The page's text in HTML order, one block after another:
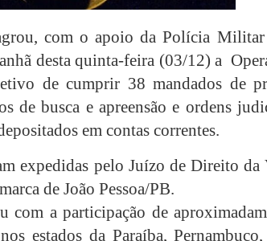
com o apoio da Polícia Militar
desta quinta-feira (03/12) a
de cumprir 38 mandados de
de busca e apreensão e ordens
em contas correntes.
expedidas pelo Juízo de Direito da
de João Pessoa/PB.
com a participação de
estados da Paraíba,